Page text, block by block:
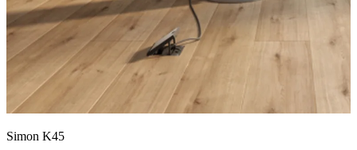
Simon K45